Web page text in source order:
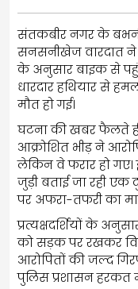
संतकबीर नगर के
सनसनीखेज वारदात ने
के अनुसार बाइक से
धारदार हथियार से
मौत हो गई।
घटना की खबर फैलते
आक्रोशित भीड़ ने
लेकिन वे फरार हो
जुड़ी बताई जा रही
पर अफरा-तफरी का
प्रत्यक्षदर्शियों के
को सड़क पर रखकर
आरोपितों की जल्द
पुलिस प्रशासन हरकत